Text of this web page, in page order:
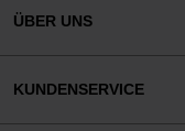
ÜBER UNS
KUNDENSERVICE